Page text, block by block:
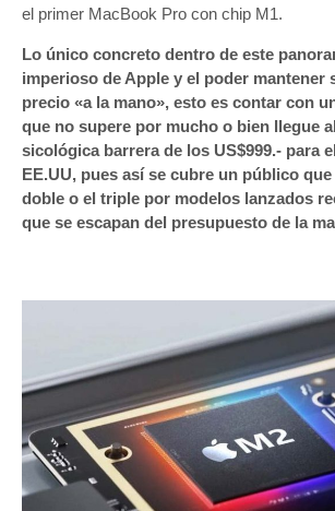
el primer MacBook Pro con chip M1.
Lo único concreto dentro de este
imperioso de Apple y el poder mantener
precio «a la mano», esto es contar con
que no supere por mucho o bien llegue
sicológica barrera de los US$999.- para
EE.UU, pues así se cubre un público
doble o el triple por modelos lanzados
que se escapan del presupuesto de la